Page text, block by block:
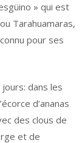
» qui est
Tarahuamaras,
pour ses
dans les
d’ananas
des clous de
et de